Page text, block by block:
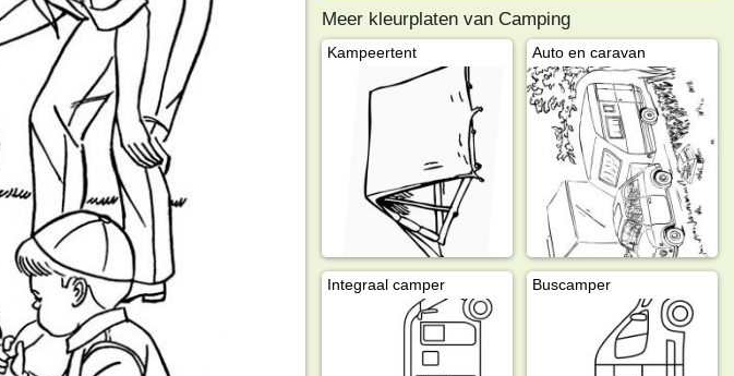
Meer kleurplaten van Camping
Kampeertent Auto en caravan
Integraal camper Buscamper